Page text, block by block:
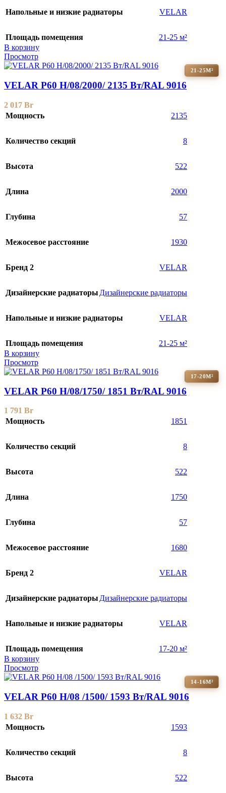
Напольные и низкие радиаторы VELAR
Площадь помещения
21-25 м²
В корзину
Просмотр
21-25М²
VELAR P60 H/08/2000/ 2135 Bт/RAL 9016
2 017 Br
Мощность
2135
Количество секций 8
Высота 522
Длина 2000
Глубина 57
Межосевое расстояние 1930
Бренд 2 VELAR
Дизайнерские радиаторы Дизайнерские радиаторы
Напольные и низкие радиаторы VELAR
Площадь помещения
21-25 м²
В корзину
Просмотр
17-20М²
VELAR P60 H/08/1750/ 1851 Bт/RAL 9016
1 791 Br
Мощность
1851
Количество секций 8
Высота 522
Длина 1750
Глубина 57
Межосевое расстояние 1680
Бренд 2 VELAR
Дизайнерские радиаторы Дизайнерские радиаторы
Напольные и низкие радиаторы VELAR
Площадь помещения
17-20 м²
В корзину
Просмотр
14-16М²
VELAR P60 H/08 /1500/ 1593 Bт/RAL 9016
1 632 Br
Мощность
1593
Количество секций 8
Высота 522